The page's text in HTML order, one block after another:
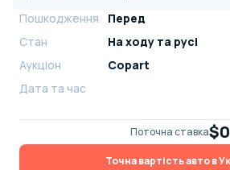
Пошкодження
Перед
Стан
На ​​ходу та русі
Аукціон
Copart
Дата та час
Поточна ставка$0
Точна вартість авто в